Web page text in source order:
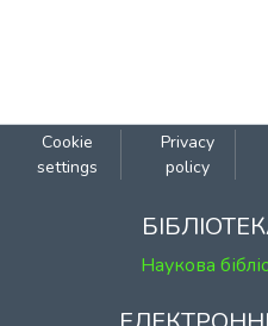
Cookie
settings
Privacy
policy
Наукова